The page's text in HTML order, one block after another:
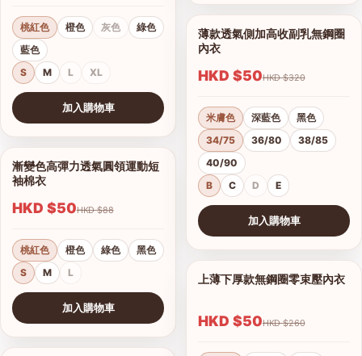
桃紅色 橙色 灰色
綠色
藍色
S
M L XL
加入購物車
1/15
查看圖片
漸變色高彈力透氣圓領運動短
袖棉衣
HKD $50 HKD $88
桃紅色 橙色 綠色
黑色
S
M L
加入購物車
查看圖片
1/17
薄款透氣側加高收副乳無鋼圈
內衣
HKD $50 HKD $320
米膚色 深藍色
黑色
34/75
36/80
38/85
40/90
B
C D E
加入購物車
1/12
查看圖片
上薄下厚款無鋼圈零束壓內衣
HKD $50 HKD $260
English